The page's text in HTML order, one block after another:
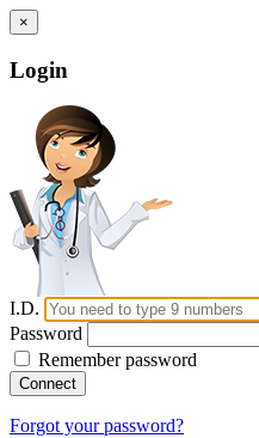
×
Login
I.D.
Password
Remember password
Forgot your password?